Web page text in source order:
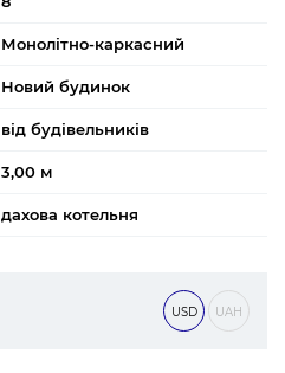
Монолітно-каркасний
Новий будинок
від будівельників
3,00 м
дахова котельня
USD UAH